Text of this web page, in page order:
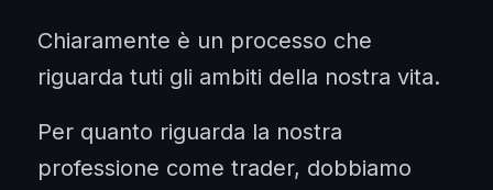
Chiaramente è un processo che
riguarda tuti gli ambiti della nostra vita.
Per quanto riguarda la nostra
professione come trader, dobbiamo